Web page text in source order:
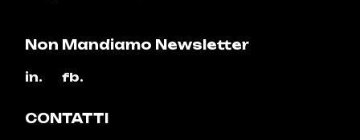
Non Mandiamo Newsletter
in. fb.
CONTATTI